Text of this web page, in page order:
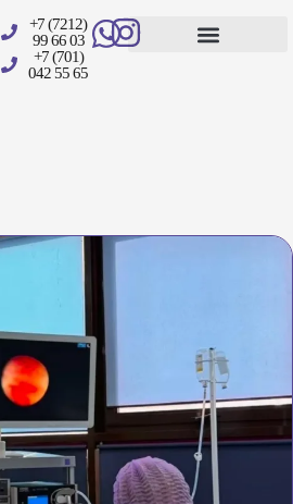
+7 (7212)
99 66 03
+7 (701)
042 55 65